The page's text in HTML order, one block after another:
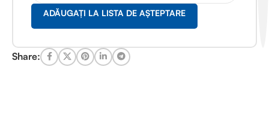
ADĂUGAȚI LA LISTA DE AȘTEPTARE
Share: